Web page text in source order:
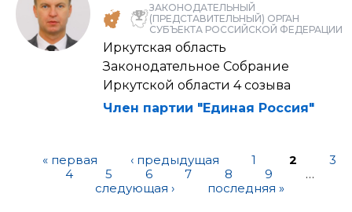
ЗАКОНОДАТЕЛЬНЫЙ
(ПРЕДСТАВИТЕЛЬНЫЙ) ОРГАН
СУБЪЕКТА РОССИЙСКОЙ ФЕДЕРАЦИИ
Иркутская область
Законодательное Собрание
Иркутской области 4 созыва
Член партии "Единая Россия"
« первая ‹ предыдущая 1 2
3
4
5 6 7 8 9
…
следующая ›
последняя »